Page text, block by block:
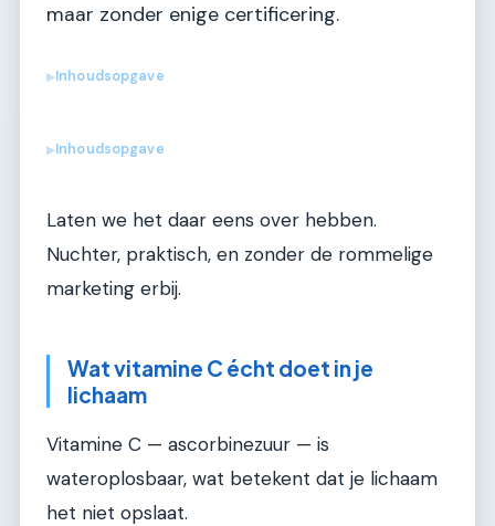
maar zonder enige certificering.
▶Inhoudsopgave
▶Inhoudsopgave
Laten we het daar eens over hebben.
Nuchter, praktisch, en zonder de rommelige
marketing erbij.
Wat vitamine C écht doet in je
lichaam
Vitamine C — ascorbinezuur — is
wateroplosbaar, wat betekent dat je lichaam
het niet opslaat.